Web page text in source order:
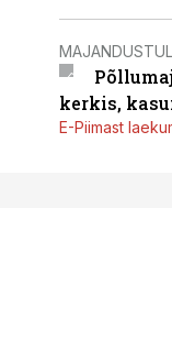
kerkis,
E-Piimast